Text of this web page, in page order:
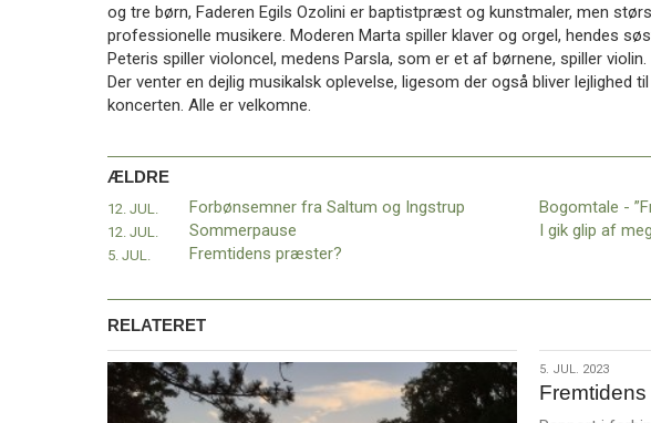
og tre børn, Faderen Egils Ozolini er baptistpræst og kunstmaler, men
professionelle musikere. Moderen Marta spiller klaver og orgel, hendes
Peteris spiller violoncel, medens Parsla, som er et af børnene, spiller violin.
Der venter en dejlig musikalsk oplevelse, ligesom der også bliver lejlighed
koncerten. Alle er velkomne.
ÆLDRE
12. JUL. Forbønsemner fra Saltum og Ingstrup
12. JUL. Sommerpause
5. JUL. Fremtidens præster?
RELATERET
5.
jul.
2023
5. JUL. 2023